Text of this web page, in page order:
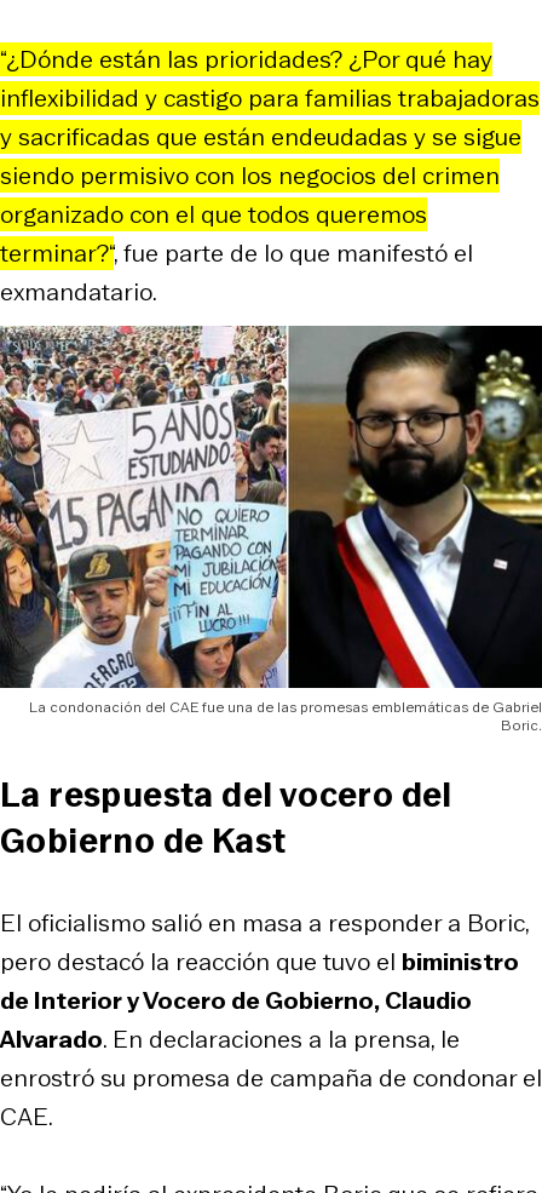
“¿Dónde están las prioridades? ¿Por qué hay
inflexibilidad y castigo para familias trabajadoras
y sacrificadas que están endeudadas y se sigue
siendo permisivo con los negocios del crimen
organizado con el que todos queremos
terminar?“, fue parte de lo que manifestó el
exmandatario.
La condonación del CAE fue una de las promesas emblemáticas de Gabriel
Boric.
La respuesta del vocero del
Gobierno de Kast
El oficialismo salió en masa a responder a Boric,
pero destacó la reacción que tuvo el biministro
de Interior y Vocero de Gobierno, Claudio
Alvarado. En declaraciones a la prensa, le
enrostró su promesa de campaña de condonar el
CAE.